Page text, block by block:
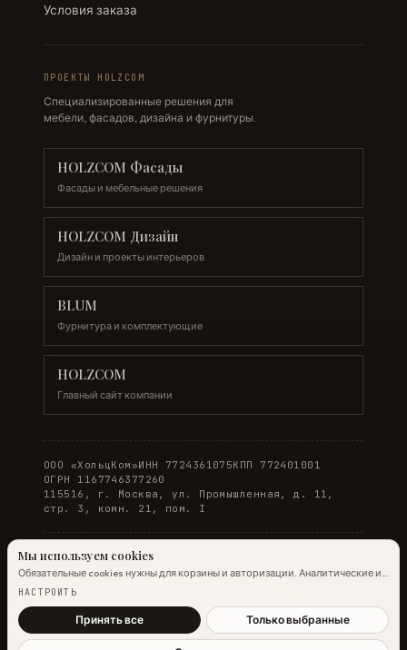
Условия заказа
ПРОЕКТЫ HOLZCOM
Специализированные решения для
мебели, фасадов, дизайна и фурнитуры.
HOLZCOM Фасады
Фасады и мебельные решения
HOLZCOM Дизайн
Дизайн и проекты интерьеров
BLUM
Фурнитура и комплектующие
HOLZCOM
Главный сайт компании
ООО «ХольцКом»ИНН 7724361075КПП 772401001
ОГРН 1167746377260
115516, г. Москва, ул. Промышленная, д. 11,
стр. 3, комн. 21, пом. I
© 2026 WOODONLINE. Все права защищены.
Мы используем cookies
Обязательные cookies нужны для корзины и авторизации. Аналитические и
маркетинговые помогают улучшить сайт.
НАСТРОИТЬ
Принять все Только выбранные